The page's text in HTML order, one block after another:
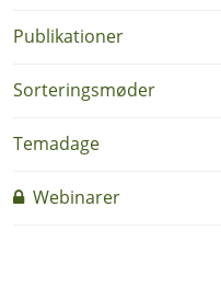
Publikationer
Sorteringsmøder
Temadage
Webinarer